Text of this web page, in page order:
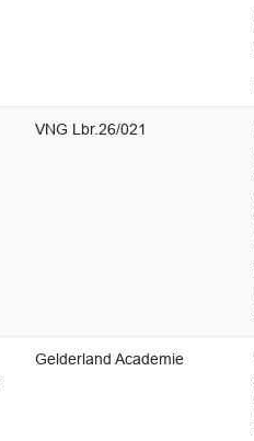
VNG Lbr.26/021
Gelderland Academie